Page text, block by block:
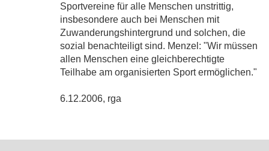
Sportvereine für alle Menschen unstrittig,
insbesondere auch bei Menschen mit
Zuwanderungshintergrund und solchen, die
sozial benachteiligt sind. Menzel: "Wir müssen
allen Menschen eine gleichberechtigte
Teilhabe am organisierten Sport ermöglichen."
6.12.2006, rga